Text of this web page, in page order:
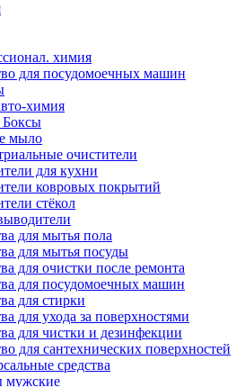
химия
для посудомоечных машин
химия
мыло
очистители
для кухни
ковровых покрытий
стёкол
для мытья пола
для мытья посуды
для очистки после ремонта
для посудомоечных машин
для стирки
для ухода за поверхностями
для чистки и дезинфекции
для сантехнических поверхностей
средства
мужские